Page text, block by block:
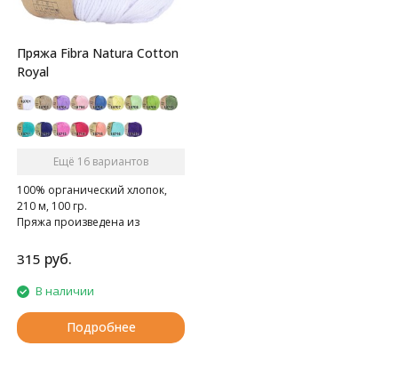
Пряжа Fibra Natura Cotton
Royal
Ещё 16 вариантов
100% органический хлопок,
210 м, 100 гр.
Пряжа произведена из
мягкого хлопка.
315 руб.
В наличии
Подробнее